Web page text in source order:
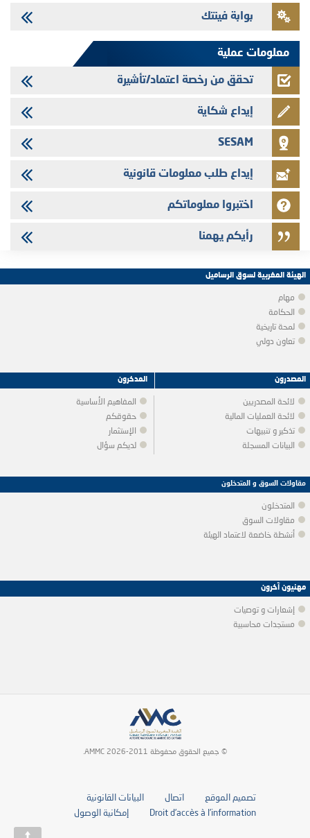
24/07/2026
Saham Leasing - التحيين السنوي لملف المعلومات المتعلق ببرنامج إصدار
بوابة فينتك
معلومات عملية
تحقق من رخصة اعتماد/تأشيرة
إيداع شكاية
SESAM
إيداع طلب معلومات قانونية
اختبروا معلوماتكم
رأيكم يهمنا
الهيئة المغربية لسوق الرساميل
مهام
الحكامة
لمحة تاريخية
تعاون دولي
المدخرون
المفاهيم الأساسية
حقوقكم
الإستثمار
لديكم سؤال
المصدرون
لائحة المصدريين
لائحة العمليات المالية
تذكير و تنبيهات
البيانات المسجلة
مقاولات السوق و المتدخلون
المتدخلون
مقاولات السوق
أنشطة خاضعة لاعتماد الهيئة
مهنيون آخرون
إشعارات و توصيات
مستجدات محاسبية
© جميع الحقوق محفوظة 2011-2026 AMMC.
تصميم الموقع اتصال
البيانات القانونية
Droit d’accès à l’information
إمكانية الوصول